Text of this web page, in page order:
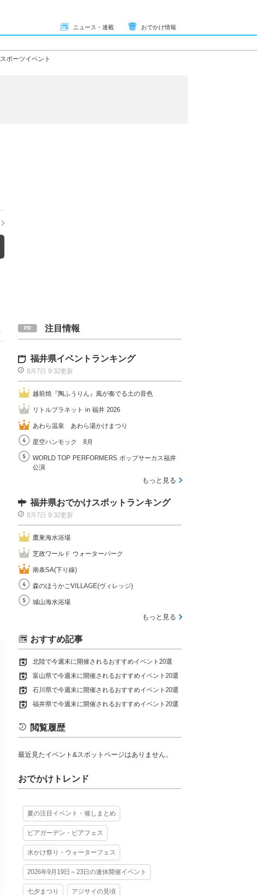
ニュース・連載 おでかけ情報
スポーツイベント
注目情報
福井県イベントランキング
8月7日 9:32更新
越前焼『陶ふうりん』風が奏でる土の音色
リトルプラネット in 福井 2026
あわら温泉 あわら湯かけまつり
星空ハンモック 8月
WORLD TOP PERFORMERS ポップサーカス福井
公演
もっと見る
福井県おでかけスポットランキング
8月7日 9:32更新
鷹巣海水浴場
芝政ワールド ウォーターパーク
南条SA(下り線)
森のほうかごVILLAGE(ヴィレッジ)
城山海水浴場
もっと見る
おすすめ記事
北陸で今週末に開催されるおすすめイベント20選
富山県で今週末に開催されるおすすめイベント20選
石川県で今週末に開催されるおすすめイベント20選
福井県で今週末に開催されるおすすめイベント20選
閲覧履歴
最近見たイベント&スポットページはありません。
おでかけトレンド
夏の注目イベント・催しまとめ
ビアガーデン・ビアフェス
水かけ祭り・ウォーターフェス
2026年9月19日～23日の連休開催イベント
七夕まつり アジサイの見頃